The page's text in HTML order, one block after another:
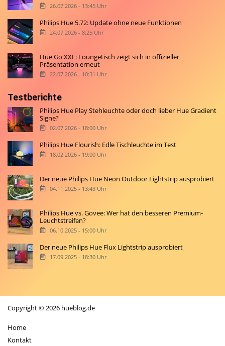
26.07.2026 - 13:45 Uhr
Philips Hue 5.72: Update ohne neue Funktionen
24.07.2026 - 8:25 Uhr
Hue Go XXL: Loungetisch zeigt sich in offizieller
Präsentation erneut
22.07.2026 - 10:31 Uhr
Testberichte
Philips Hue Play Stehleuchte oder doch lieber Hue Gradient
Signe?
02.07.2026 - 18:00 Uhr
Philips Hue Flourish: Edle Tischleuchte im Test
18.02.2026 - 19:00 Uhr
Der neue Philips Hue Neon Outdoor Lightstrip ausprobiert
04.11.2025 - 13:43 Uhr
Philips Hue vs. Govee: Wer hat den besseren Premium-
Leuchtstreifen?
06.10.2025 - 15:00 Uhr
Der neue Philips Hue Flux Lightstrip ausprobiert
17.09.2025 - 18:30 Uhr
Copyright © 2026 hueblog.de
Home
Kontakt